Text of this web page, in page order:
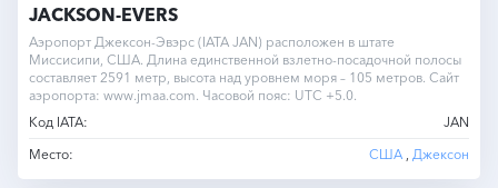
JACKSON-EVERS
Аэропорт Джексон-Эвэрс (IATA JAN) расположен в штате
Миссисипи, США. Длина единственной взлетно-посадочной полосы
составляет 2591 метр, высота над уровнем моря – 105 метров. Сайт
аэропорта: www.jmaa.com. Часовой пояс: UTC +5.0.
Код IATA:
JAN
Место:
США Джексон